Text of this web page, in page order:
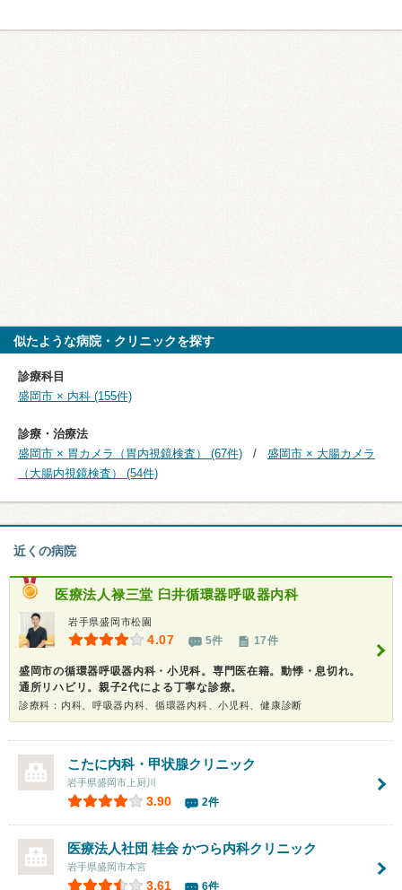
似たような病院・クリニックを探す
診療科目
盛岡市 × 内科 (155件)
診療・治療法
盛岡市 × 胃カメラ（胃内視鏡検査） (67件)
盛岡市 × 大腸カメラ
（大腸内視鏡検査） (54件)
近くの病院
医療法人禄三堂 臼井循環器呼吸器内科
岩手県盛岡市松園
4.07 5件 17件
盛岡市の循環器呼吸器内科・小児科。専門医在籍。動悸・息切れ。
通所リハビリ。親子2代による丁寧な診療。
診療科：内科、呼吸器内科、循環器内科、小児科、健康診断
こたに内科・甲状腺クリニック
岩手県盛岡市上厨川
3.90 2件
医療法人社団 桂会 かつら内科クリニック
岩手県盛岡市本宮
3.61 6件